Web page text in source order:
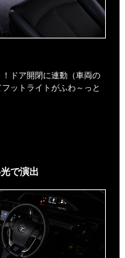
ドア開閉に連動（車両の
ットライトがふわ～っと
で演出